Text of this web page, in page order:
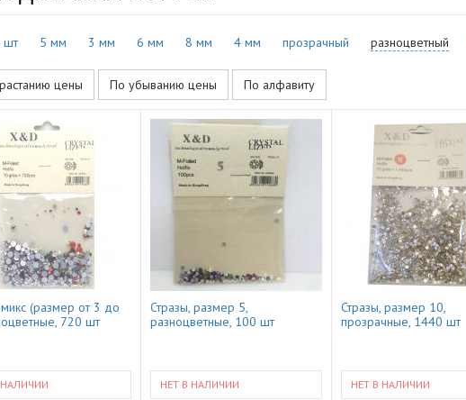
шт 5 мм 3 мм 6 мм 8 мм 4 мм прозрачный разноцветный
цены По убыванию цены По алфавиту
(размер от 3 до
720 шт
Стразы, размер 5,
разноцветные, 100 шт
НЕТ В НАЛИЧИИ
Стразы, размер 10,
прозрачные, 1440 шт
НЕТ В НАЛИЧИИ